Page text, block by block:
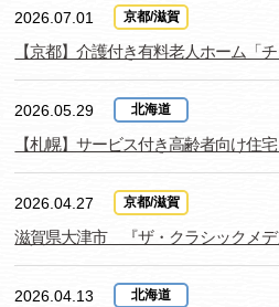
2026.07.01 京都/滋賀
【京都】介護付き有料老人ホーム「
2026.05.29 北海道
【札幌】サービス付き高齢者向け住
2026.04.27 京都/滋賀
滋賀県大津市 『ザ・クラシックメデ
2026.04.13 北海道